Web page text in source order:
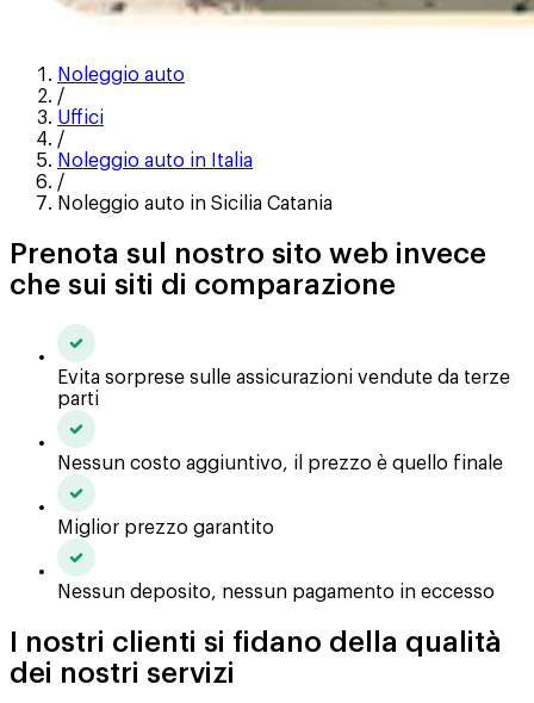
Noleggio auto
/
Uffici
/
Noleggio auto in Italia
/
Noleggio auto in Sicilia Catania
Prenota sul nostro sito web invece
che sui siti di comparazione
Evita sorprese sulle assicurazioni vendute da terze
parti
Nessun costo aggiuntivo, il prezzo è quello finale
Miglior prezzo garantito
Nessun deposito, nessun pagamento in eccesso
I nostri clienti si fidano della qualità
dei nostri servizi